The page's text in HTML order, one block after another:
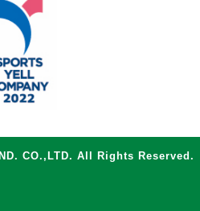
CO.,LTD. All Rights Reserved.